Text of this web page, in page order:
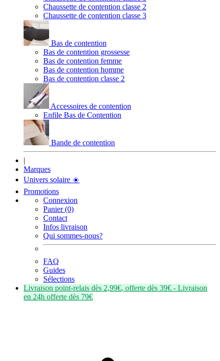
Chaussette de contention classe 2
Chaussette de contention classe 3
Bas de contention
Bas de contention grossesse
Bas de contention femme
Bas de contention homme
Bas de contention classe 2
Accessoires de contention
Enfile Bas de Contention
Bande de contention
|
Marques
Univers solaire ☀️
Promotions
Connexion
Panier (0)
Contact
Infos livraison
Qui sommes-nous?
FAQ
Guides
Sélections
Livraison point-relais dès 2,99€, offerte dès 39€ - Livraison
en 24h offerte dès 79€